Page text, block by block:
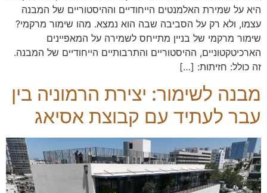
היא על שמירת האלמנטים הייחודיים וההיסטוריים של המבנה
עצמו, ולא רק על הסביבה שבה הוא נמצא. מהו שימור מרקמי?
שימור מרקמי של בניין מתייחס לשמירה על המאפיינים
הארכיטקטוניים, ההיסטוריים והתרבותיים הייחודיים של המבנה.
זה כולל: חזיתות: […]
מבנה לשימור: יצירת הרמוניה בין
עבר לעתיד עם קבוצת אסיאג